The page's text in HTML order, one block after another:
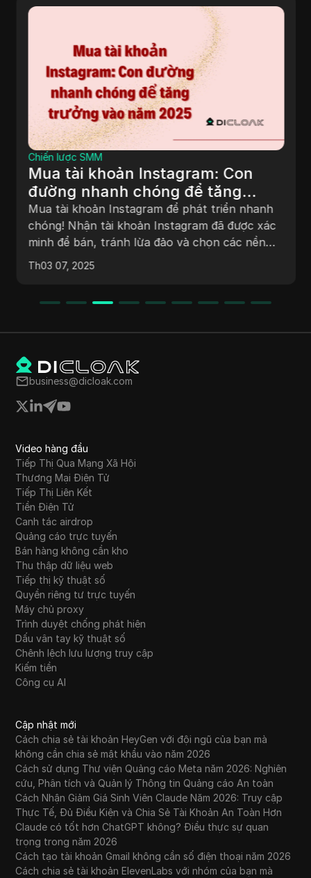
Chiến lược SMM
Mua tài khoản Instagram: Con
đường nhanh chóng để tăng
trưởng vào năm 2025
Mua tài khoản Instagram để phát triển nhanh
chóng! Nhận tài khoản Instagram đã được xác
minh để bán, tránh lừa đảo và chọn các nền
tảng đáng tin cậy để quy trình mua tài khoản
Instagram an toàn.
Th03 07, 2025
business@dicloak.com
Video hàng đầu
Tiếp Thị Qua Mạng Xã Hội
Thương Mại Điện Tử
Tiếp Thị Liên Kết
Tiền Điện Tử
Canh tác airdrop
Quảng cáo trực tuyến
Bán hàng không cần kho
Thu thập dữ liệu web
Tiếp thị kỹ thuật số
Quyền riêng tư trực tuyến
Máy chủ proxy
Trình duyệt chống phát hiện
Dấu vân tay kỹ thuật số
Chênh lệch lưu lượng truy cập
Kiếm tiền
Công cụ AI
Cập nhật mới
Cách chia sẻ tài khoản HeyGen với đội ngũ của bạn mà
không cần chia sẻ mật khẩu vào năm 2026
Cách sử dụng Thư viện Quảng cáo Meta năm 2026: Nghiên
cứu, Phân tích và Quản lý Thông tin Quảng cáo An toàn
Cách Nhận Giảm Giá Sinh Viên Claude Năm 2026: Truy cập
Thực Tế, Đủ Điều Kiện và Chia Sẻ Tài Khoản An Toàn Hơn
Claude có tốt hơn ChatGPT không? Điều thực sự quan
trọng trong năm 2026
Cách tạo tài khoản Gmail không cần số điện thoại năm 2026
Cách chia sẻ tài khoản ElevenLabs với nhóm của bạn mà